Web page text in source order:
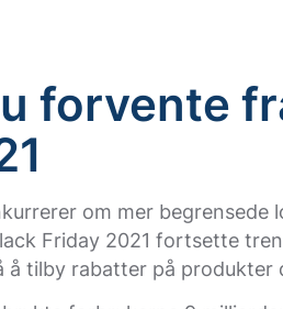
forvente
om mer begrensede
Friday 2021 fortsette
å tilby rabatter på produkter